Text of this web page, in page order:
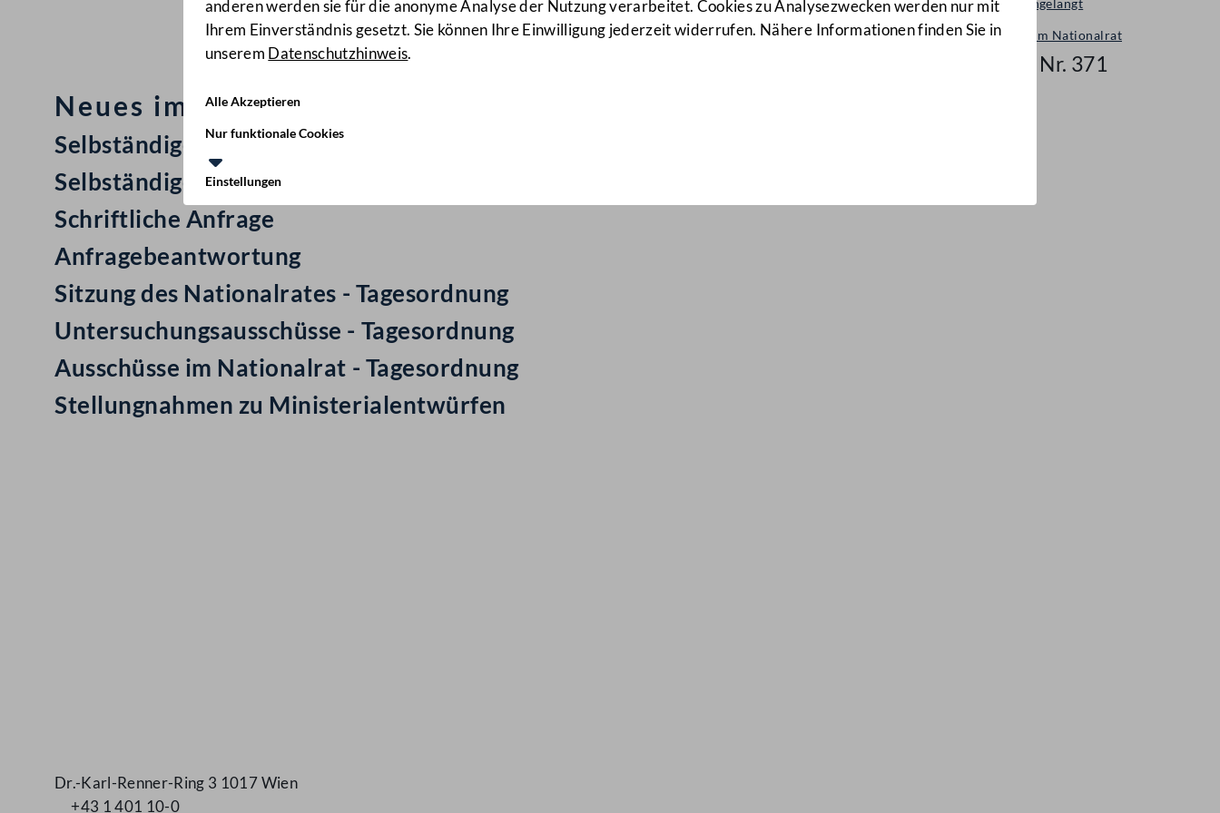
anderen werden sie für die anonyme Analyse der Nutzung verarbeitet. Cookies zu Analysezwecken werden nur mit
Ihrem Einverständnis gesetzt. Sie können Ihre Einwilligung jederzeit widerrufen. Nähere Informationen finden Sie in
unserem Datenschutzhinweis.
Alle Akzeptieren
Nur funktionale Cookies
Einstellungen
Neu eingelangt
Neues im Nationalrat
Mail Nr. 371
Neues im Nationalrat: Mail Nr: 371
Selbständiger Antrag
Selbständiger Entschließungsantrag
Schriftliche Anfrage
Anfragebeantwortung
Sitzung des Nationalrates - Tagesordnung
Untersuchungsausschüsse - Tagesordnung
Ausschüsse im Nationalrat - Tagesordnung
Stellungnahmen zu Ministerialentwürfen
Dr.-Karl-Renner-Ring 3 1017 Wien
+43 1 401 10-0